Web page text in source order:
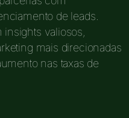
de leads.
insights valiosos,
mais direcionadas
nas taxas de